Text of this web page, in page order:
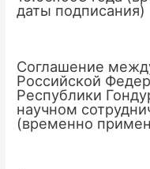
даты подписания)
Соглашение
Российской
Республики
научном
(временно